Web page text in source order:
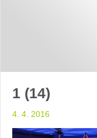
1 (14)
4. 4. 2016